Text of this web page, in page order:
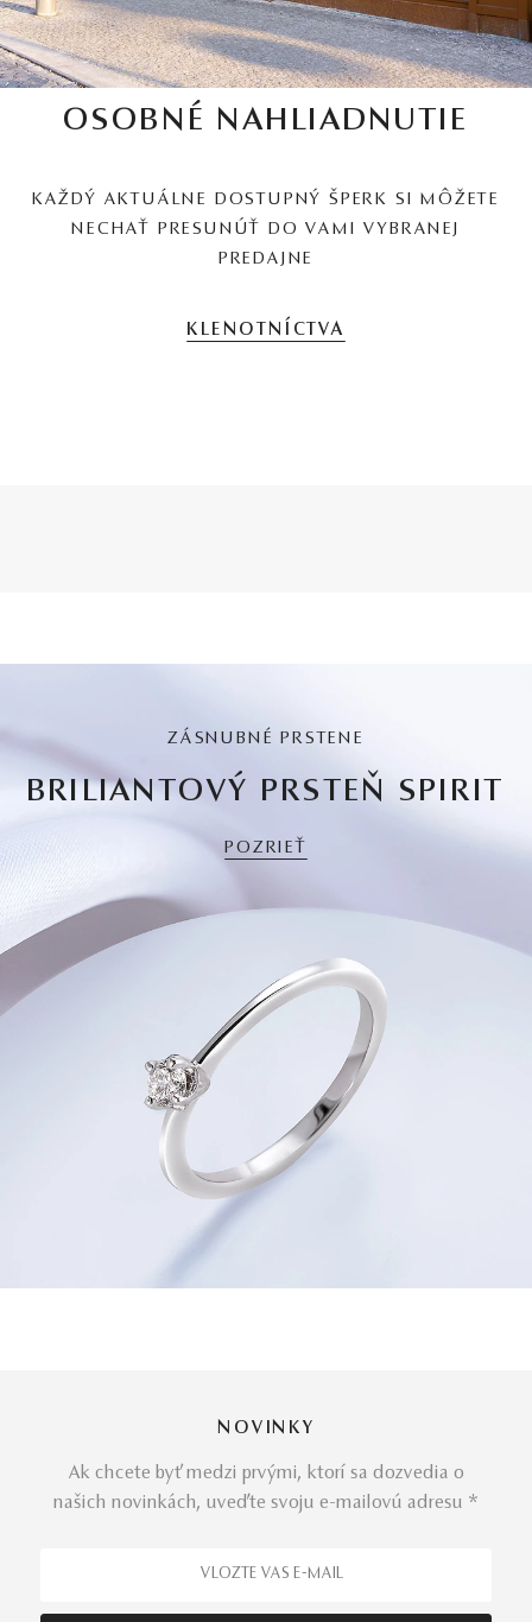
OSOBNÉ NAHLIADNUTIE
KAŽDÝ AKTUÁLNE DOSTUPNÝ ŠPERK SI MÔŽETE
NECHAŤ PRESUNÚŤ DO VAMI VYBRANEJ
PREDAJNE
KLENOTNÍCTVA
ZÁSNUBNÉ PRSTENE
BRILIANTOVÝ PRSTEŇ SPIRIT
POZRIEŤ
NOVINKY
Ak chcete byť medzi prvými, ktorí sa dozvedia o
našich novinkách, uveďte svoju e-mailovú adresu *